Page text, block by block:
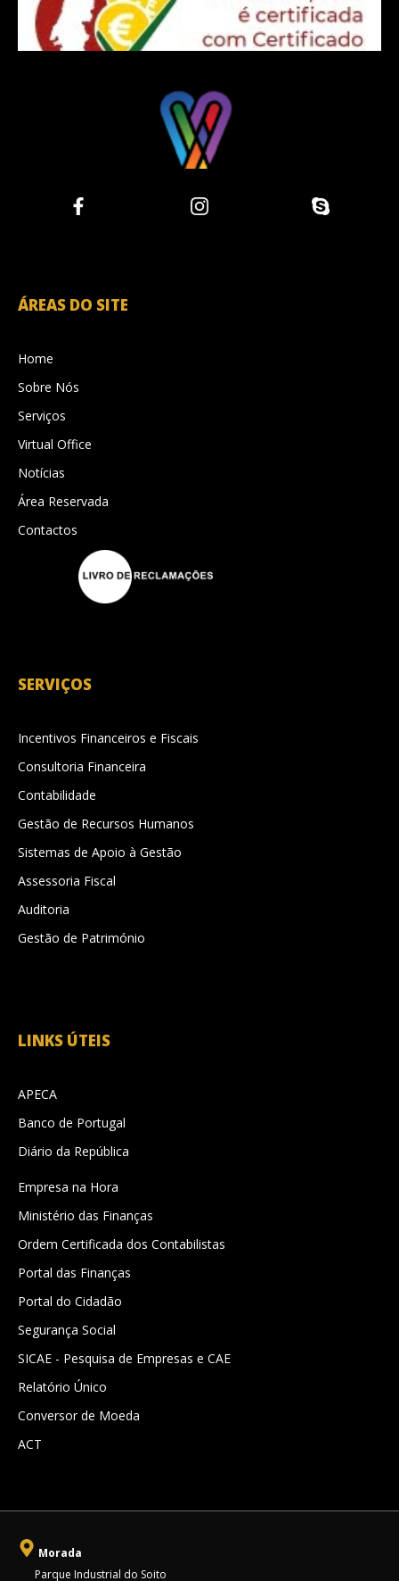
ÁREAS DO SITE
Home
Sobre Nós
Serviços
Virtual Office
Notícias
Área Reservada
Contactos
SERVIÇOS
Incentivos Financeiros e Fiscais
Consultoria Financeira
Contabilidade
Gestão de Recursos Humanos
Sistemas de Apoio à Gestão
Assessoria Fiscal
Auditoria
Gestão de Património
LINKS ÚTEIS
APECA
Banco de Portugal
Diário da República
Empresa na Hora
Ministério das Finanças
Ordem Certificada dos Contabilistas
Portal das Finanças
Portal do Cidadão
Segurança Social
SICAE - Pesquisa de Empresas e CAE
Relatório Único
Conversor de Moeda
ACT
Morada
Parque Industrial do Soito